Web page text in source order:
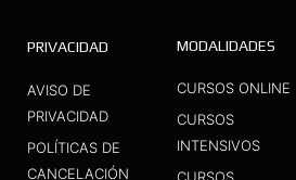
PRIVACIDAD
AVISO DE
PRIVACIDAD
POLÍTICAS DE
CANCELACIÓN
MODALIDADES
CURSOS ONLINE
CURSOS
INTENSIVOS